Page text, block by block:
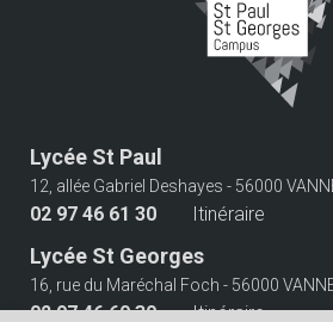
Lycée St Paul
12, allée Gabriel Deshayes - 56000
02 97 46 61 30 Itinéraire
Lycée St Georges
16, rue du Maréchal Foch - 56000
02 97 46 60 30 Itinéraire